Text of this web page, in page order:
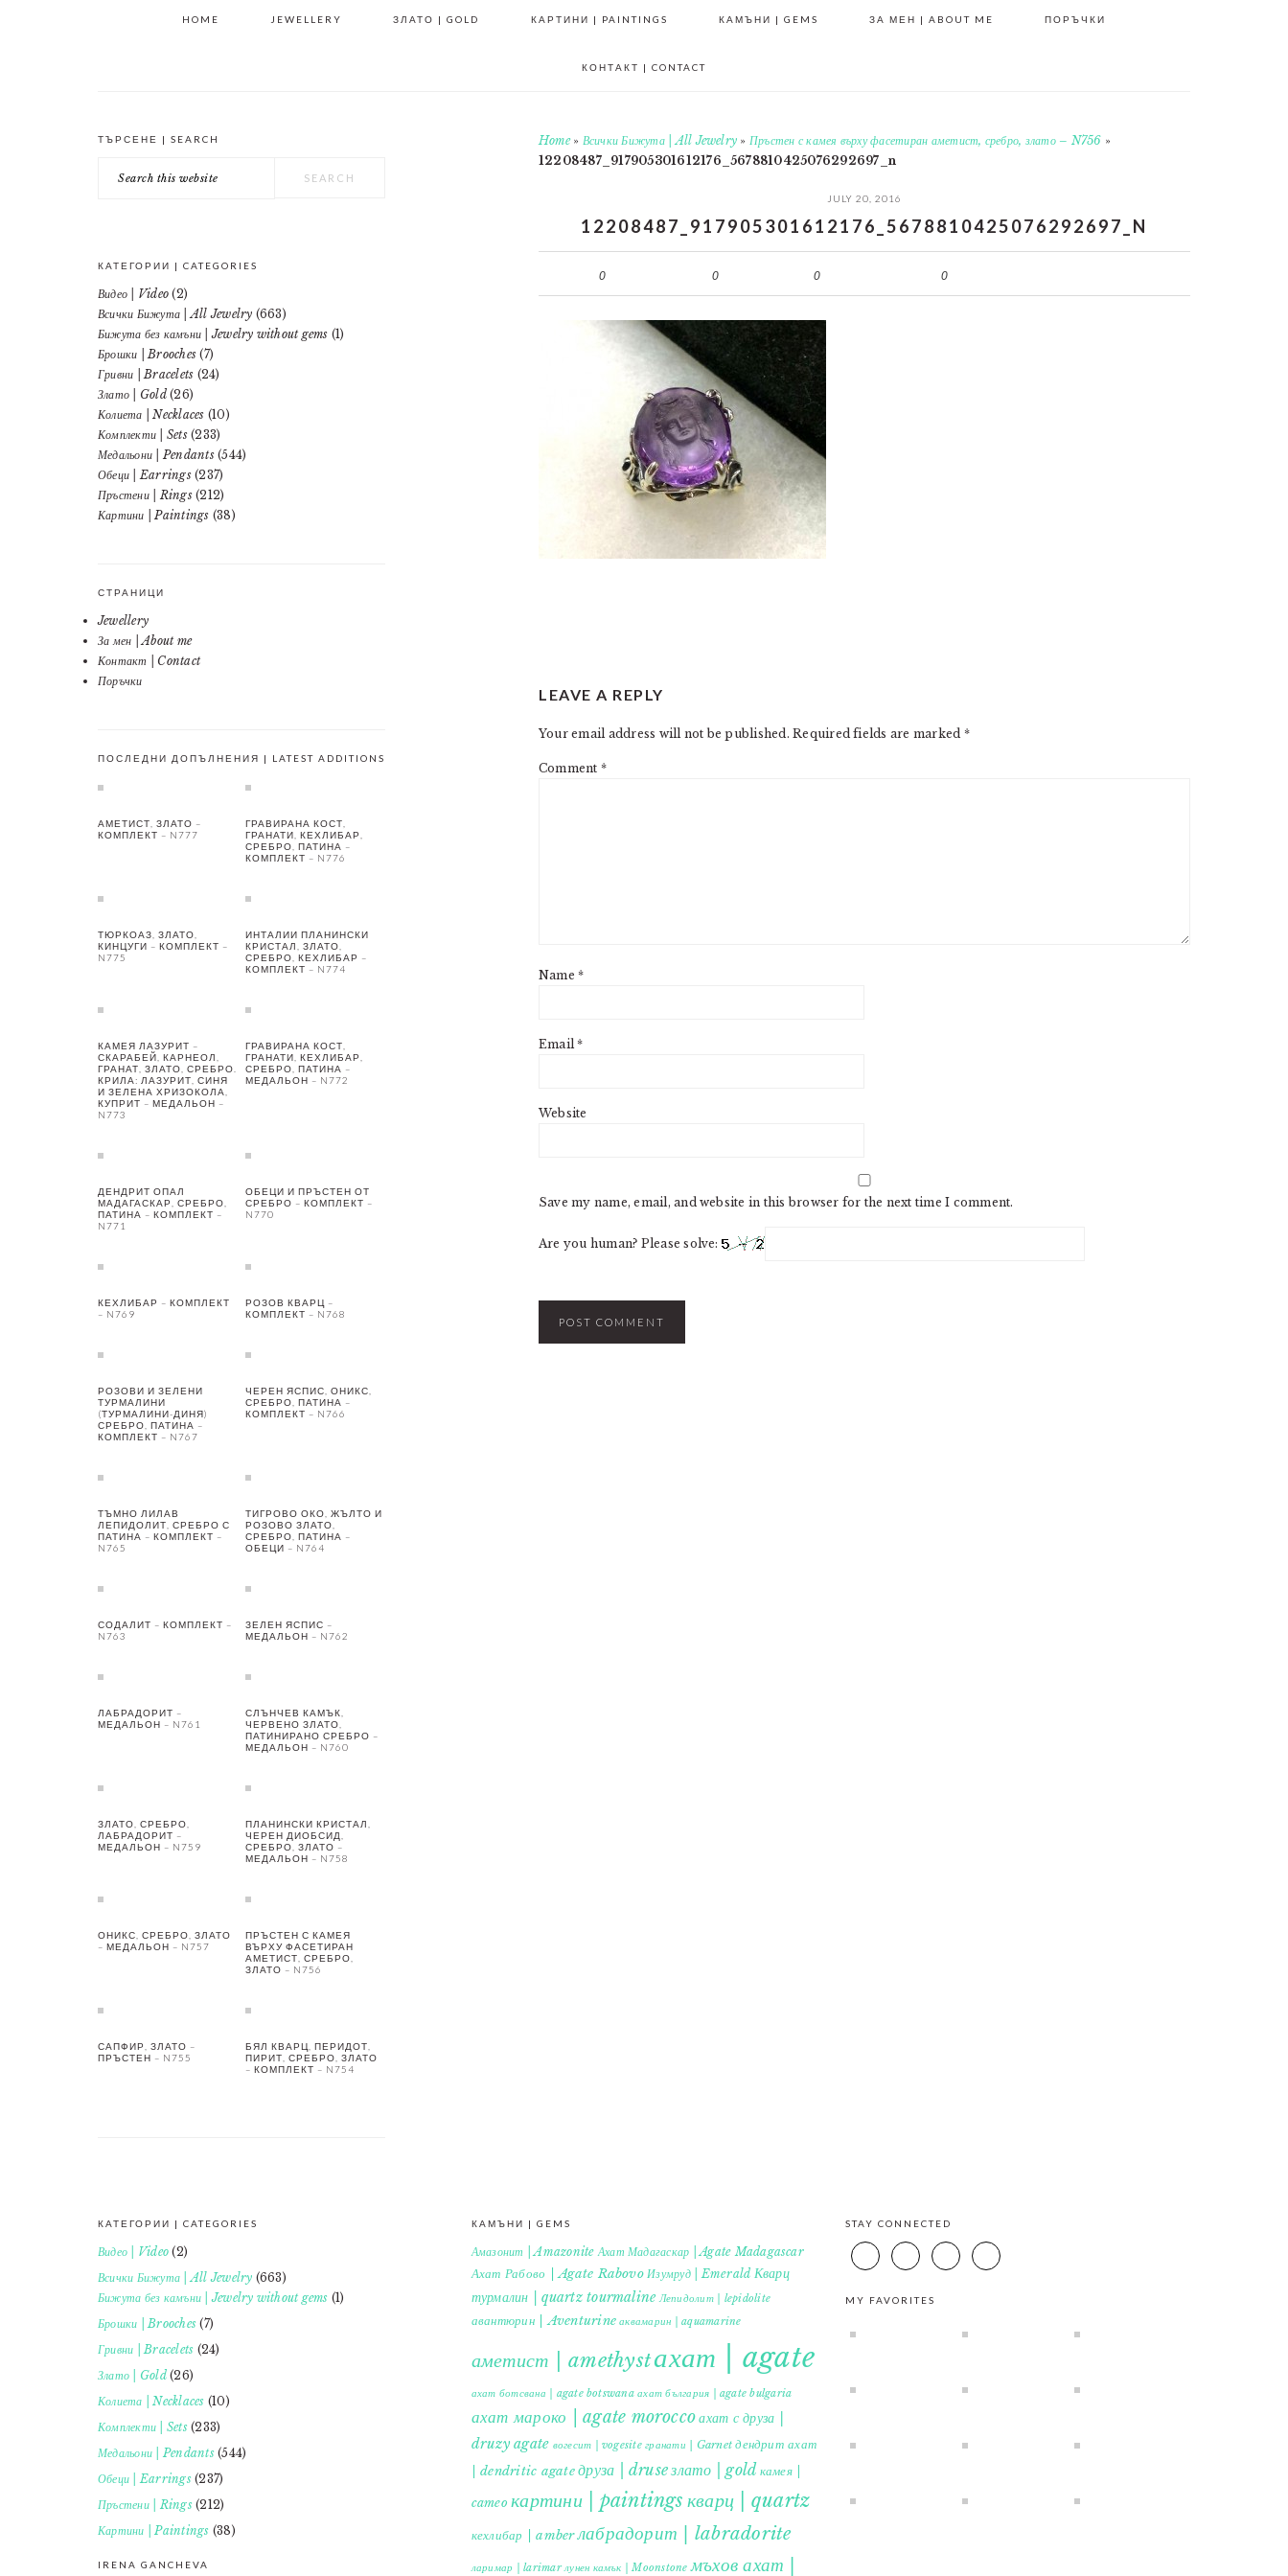
HOME JEWELLERY ЗЛАТО | GOLD КАРТИНИ | PAINTINGS КАМЪНИ | GEMS ЗА МЕН | ABOUT ME ПОРЪЧКИ
КОНТАКТ | CONTACT
Home» Всички Бижута | All Jewelry » Пръстен с камея върху фасетиран аметист, сребро, злато – N756 »
12208487_917905301612176_5678810425076292697_n
JULY 20, 2016
12208487_917905301612176_5678810425076292697_N
0 0 0 0
INTERACTIONS
LEAVE A REPLY
Your email address will not be published. Required fields are marked *
Comment *
Name*
Email*
Website
Save my name, email, and website in this browser for the next time I comment.
Are you human? Please solve:
PRIMARY
SIDEBAR
ТЪРСЕНЕ | SEARCH
this
КАТЕГОРИИ | CATEGORIES
Видео | Video (2)
Всички Бижута | All Jewelry (663)
Бижута без камъни | Jewelry without gems (1)
Брошки | Brooches (7)
Гривни | Bracelets (24)
Злато | Gold(26)
Колиета | Necklaces (10)
Комплекти | Sets(233)
Медальони | Pendants(544)
Обеци | Earrings(237)
Пръстени | Rings(212)
Картини | Paintings (38)
СТРАНИЦИ
Jewellery
За мен | About me
Контакт | Contact
Поръчки
ПОСЛЕДНИ ДОПЪЛНЕНИЯ | LATEST ADDITIONS
АМЕТИСТ, ЗЛАТО –
КОМПЛЕКТ – N777
ГРАВИРАНА КОСТ,
ГРАНАТИ, КЕХЛИБАР,
СРЕБРО, ПАТИНА –
КОМПЛЕКТ – N776
ТЮРКОАЗ, ЗЛАТО,
КИНЦУГИ – КОМПЛЕКТ –
N775
ИНТАЛИИ ПЛАНИНСКИ
КРИСТАЛ, ЗЛАТО,
СРЕБРО, КЕХЛИБАР –
КОМПЛЕКТ – N774
КАМЕЯ ЛАЗУРИТ –
СКАРАБЕЙ, КАРНЕОЛ,
ГРАНАТ, ЗЛАТО, СРЕБРО.
КРИЛА: ЛАЗУРИТ, СИНЯ
И ЗЕЛЕНА ХРИЗОКОЛА,
КУПРИТ – МЕДАЛЬОН –
N773
ГРАВИРАНА КОСТ,
ГРАНАТИ, КЕХЛИБАР,
СРЕБРО, ПАТИНА –
МЕДАЛЬОН – N772
ДЕНДРИТ ОПАЛ
МАДАГАСКАР, СРЕБРО,
ПАТИНА – КОМПЛЕКТ –
N771
ОБЕЦИ И ПРЪСТЕН ОТ
СРЕБРО – КОМПЛЕКТ –
N770
КЕХЛИБАР – КОМПЛЕКТ
– N769
РОЗОВ КВАРЦ –
КОМПЛЕКТ – N768
РОЗОВИ И ЗЕЛЕНИ
ТУРМАЛИНИ
(ТУРМАЛИНИ-ДИНЯ)
СРЕБРО, ПАТИНА –
КОМПЛЕКТ – N767
ЧЕРЕН ЯСПИС, ОНИКС,
СРЕБРО, ПАТИНА –
КОМПЛЕКТ – N766
ТЪМНО ЛИЛАВ
ЛЕПИДОЛИТ, СРЕБРО С
ПАТИНА – КОМПЛЕКТ –
N765
ТИГРОВО ОКО, ЖЪЛТО И
РОЗОВО ЗЛАТО,
СРЕБРО, ПАТИНА –
ОБЕЦИ – N764
СОДАЛИТ – КОМПЛЕКТ –
N763
ЗЕЛЕН ЯСПИС –
МЕДАЛЬОН – N762
ЛАБРАДОРИТ –
МЕДАЛЬОН – N761
СЛЪНЧЕВ КАМЪК,
ЧЕРВЕНО ЗЛАТО,
ПАТИНИРАНО СРЕБРО –
МЕДАЛЬОН – N760
ЗЛАТО, СРЕБРО,
ЛАБРАДОРИТ –
МЕДАЛЬОН – N759
ПЛАНИНСКИ КРИСТАЛ,
ЧЕРЕН ДИОБСИД,
СРЕБРО, ЗЛАТО –
МЕДАЛЬОН – N758
ОНИКС, СРЕБРО, ЗЛАТО
– МЕДАЛЬОН – N757
ПРЪСТЕН С КАМЕЯ
ВЪРХУ ФАСЕТИРАН
АМЕТИСТ, СРЕБРО,
ЗЛАТО – N756
САПФИР, ЗЛАТО –
ПРЪСТЕН – N755
БЯЛ КВАРЦ, ПЕРИДОТ,
ПИРИТ, СРЕБРО, ЗЛАТО
– КОМПЛЕКТ – N754
КАТЕГОРИИ | CATEGORIES
Видео | Video (2)
Всички Бижута | All Jewelry (663)
Бижута без камъни | Jewelry without gems (1)
Брошки | Brooches (7)
Гривни | Bracelets (24)
Злато | Gold(26)
Колиета | Necklaces (10)
Комплекти | Sets(233)
Медальони | Pendants(544)
Обеци | Earrings(237)
Пръстени | Rings(212)
Картини | Paintings (38)
IRENA GANCHEVA
КАМЪНИ | GEMS
Амазонит | Amazonite Ахат Мадагаскар | Agate Madagascar
Ахат Рабово | Agate Rabovo Изумруд | Emerald Кварц
турмалин | quartz tourmaline Лепидолит | lepidolite
авантюрин | Aventurine аквамарин | aquamarine
аметист | amethystахат | agate
ахат ботсвана | agate botswana ахат българия | agate bulgaria
ахат мароко | agate moroccoахат с друза |
druzy agate вогесит | vogesite гранати | Garnet дендрит ахат
| dendritic agateдруза | druseзлато | gold камея |
cameo картини | paintings кварц | quartz
кехлибар | amberлабрадорит | labradorite
ларимар | larimar лунен камък | Moonstone мъхов ахат |
STAY CONNECTED
MY FAVORITES